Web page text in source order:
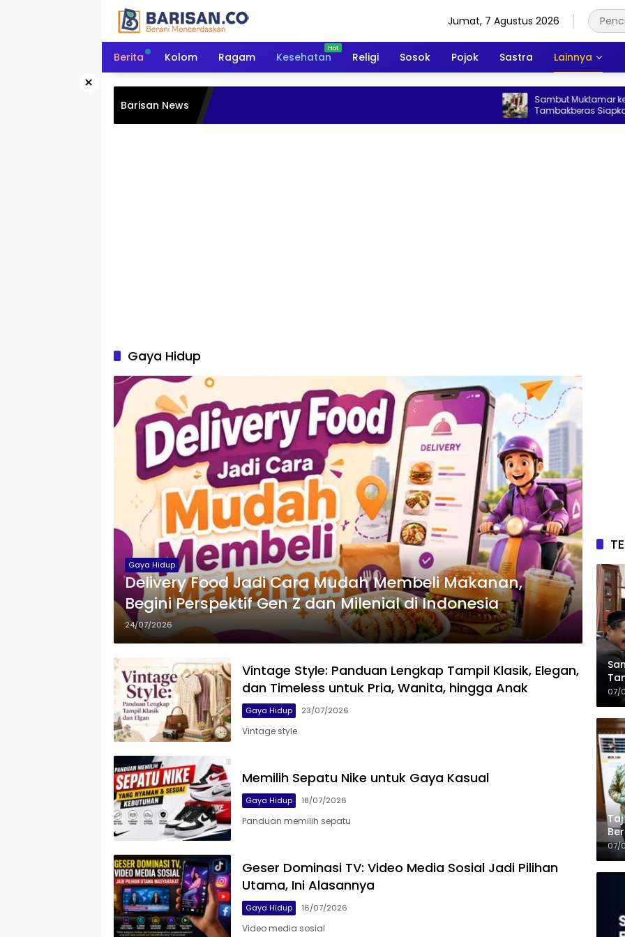
Jumat, 7 Agustus 2026
Berita Kolom Ragam Kesehatan Religi Sosok Pojok Sastra Lainnya
×
Barisan News
Sambut Muktamar ke-35 NU, Alumni
Tambakberas Siapkan 25 Ribu Cangkir
Kopi Gratis
Gaya Hidup
Gaya Hidup
Delivery Food Jadi Cara Mudah Membeli Makanan,
Begini Perspektif Gen Z dan Milenial di Indonesia
24/07/2026
Vintage Style: Panduan Lengkap Tampil Klasik, Elegan,
dan Timeless untuk Pria, Wanita, hingga Anak
Gaya Hidup 23/07/2026
Vintage style
Memilih Sepatu Nike untuk Gaya Kasual
Gaya Hidup 18/07/2026
Panduan memilih sepatu
Geser Dominasi TV: Video Media Sosial Jadi Pilihan
Utama, Ini Alasannya
Gaya Hidup 16/07/2026
Video media sosial
07/
07/